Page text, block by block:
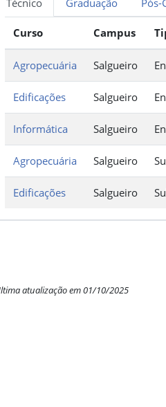
Técnico Graduação Pós-
Curso Campus
Agropecuária Salgueiro
Edificações Salgueiro
Informática Salgueiro
Agropecuária Salgueiro
Edificações Salgueiro
atualização em 01/10/2025